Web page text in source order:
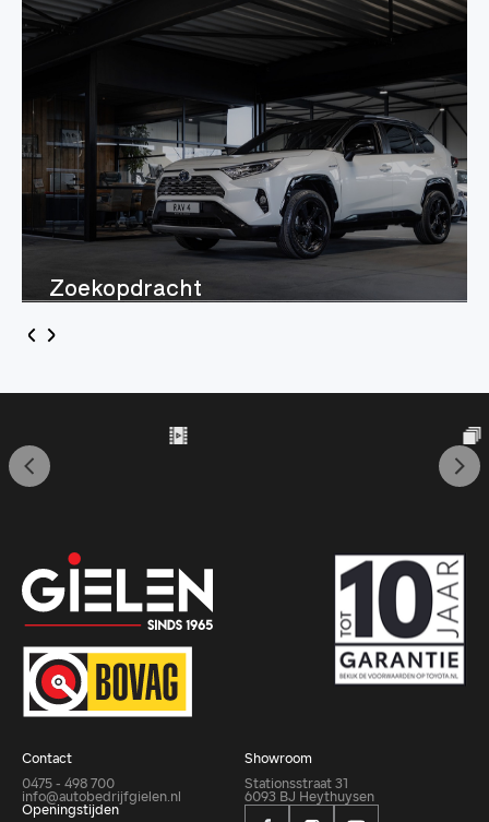
Zoekopdracht
Contact
0475 - 498 700
info@autobedrijfgielen.nl
Showroom
Stationsstraat 31
6093 BJ Heythuysen
Openingstijden